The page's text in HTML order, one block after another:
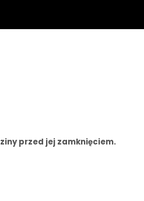
przed jej zamknięciem.